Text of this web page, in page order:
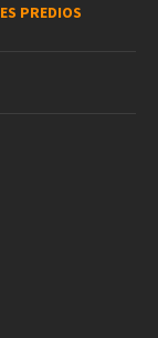
PREDIOS